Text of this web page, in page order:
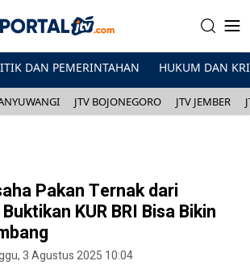
DAN PEMERINTAHAN HUKUM DAN
JTV BOJONEGORO JTV JEMBER
Pakan Ternak dari
KUR BRI Bisa Bikin
3 Agustus 2025 10:04